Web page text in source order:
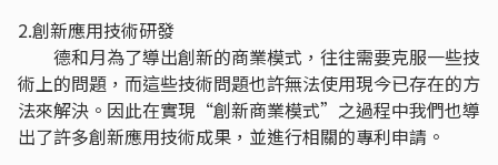
2.創新應用技術研發
德和月為了導出創新的商業模式，往往需要克服一些技
術上的問題，而這些技術問題也許無法使用現今已存在的方
法來解決。因此在實現“創新商業模式”之過程中我們也導
出了許多創新應用技術成果，並進行相關的專利申請。